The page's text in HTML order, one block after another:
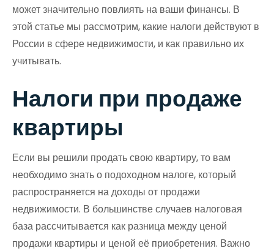
может значительно повлиять на ваши финансы. В
этой статье мы рассмотрим, какие налоги действуют в
России в сфере недвижимости, и как правильно их
учитывать.
Налоги при продаже
квартиры
Если вы решили продать свою квартиру, то вам
необходимо знать о подоходном налоге, который
распространяется на доходы от продажи
недвижимости. В большинстве случаев налоговая
база рассчитывается как разница между ценой
продажи квартиры и ценой её приобретения. Важно